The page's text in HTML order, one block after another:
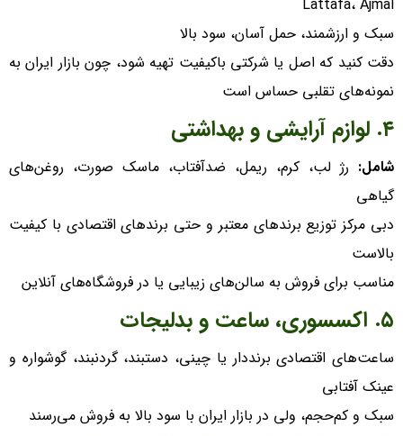
Lattafa، Ajmal
سبک و ارزشمند، حمل آسان، سود بالا
دقت کنید که اصل یا شرکتی باکیفیت تهیه شود، چون بازار ایران به
نمونه‌های تقلبی حساس است
۴. لوازم آرایشی و بهداشتی
شامل: رژ لب، کرم، ریمل، ضدآفتاب، ماسک صورت، روغن‌های
گیاهی
دبی مرکز توزیع برند‌های معتبر و حتی برند‌های اقتصادی با کیفیت
بالاست
مناسب برای فروش به سالن‌های زیبایی یا در فروشگاه‌های آنلاین
۵. اکسسوری، ساعت و بدلیجات
ساعت‌های اقتصادی برنددار یا چینی، دستبند، گردنبند، گوشواره و
عینک آفتابی
سبک و کم‌حجم، ولی در بازار ایران با سود بالا به فروش می‌رسند